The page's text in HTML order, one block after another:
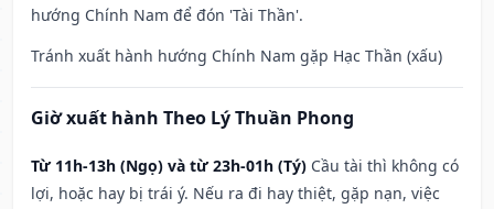
hướng Chính Nam để đón 'Tài Thần'.
Tránh xuất hành hướng Chính Nam gặp Hạc Thần (xấu)
Giờ xuất hành Theo Lý Thuần Phong
Từ 11h-13h (Ngọ) và từ 23h-01h (Tý) Cầu tài thì không có
lợi, hoặc hay bị trái ý. Nếu ra đi hay thiệt, gặp nạn, việc